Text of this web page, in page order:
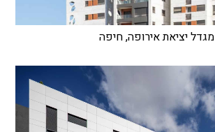
מגדל יציאת אירופה, חיפה